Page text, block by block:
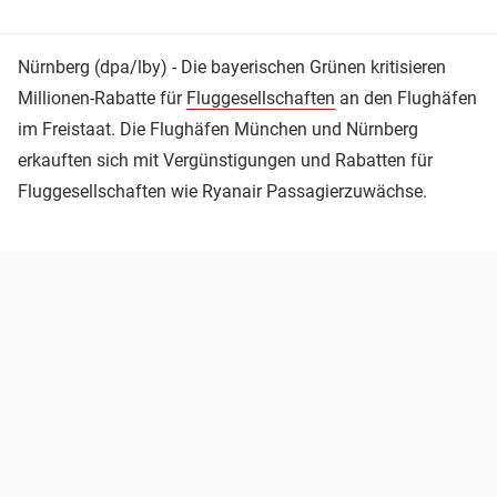
Nürnberg (dpa/lby) - Die bayerischen Grünen kritisieren
Millionen-Rabatte für Fluggesellschaften an den Flughäfen
im Freistaat. Die Flughäfen München und Nürnberg
erkauften sich mit Vergünstigungen und Rabatten für
Fluggesellschaften wie Ryanair Passagierzuwächse.